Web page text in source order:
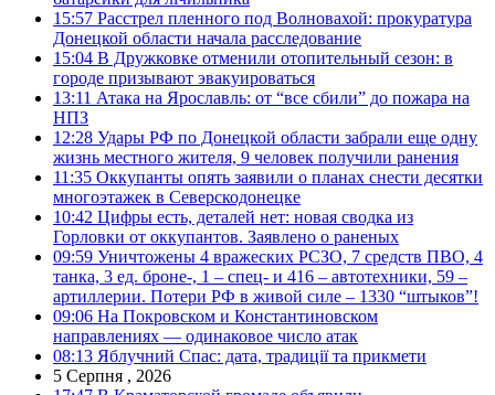
15:57 Расстрел пленного под Волновахой: прокуратура
Донецкой области начала расследование
15:04 В Дружковке отменили отопительный сезон: в
городе призывают эвакуироваться
13:11 Атака на Ярославль: от “все сбили” до пожара на
НПЗ
12:28 Удары РФ по Донецкой области забрали еще одну
жизнь местного жителя, 9 человек получили ранения
11:35 Оккупанты опять заявили о планах снести десятки
многоэтажек в Северскодонецке
10:42 Цифры есть, деталей нет: новая сводка из
Горловки от оккупантов. Заявлено о раненых
09:59 Уничтожены 4 вражеских РСЗО, 7 средств ПВО, 4
танка, 3 ед. броне-, 1 – спец- и 416 – автотехники, 59 –
артиллерии. Потери РФ в живой силе – 1330 “штыков”!
09:06 На Покровском и Константиновском
направлениях — одинаковое число атак
08:13 Яблучний Спас: дата, традиції та прикмети
5 Серпня , 2026